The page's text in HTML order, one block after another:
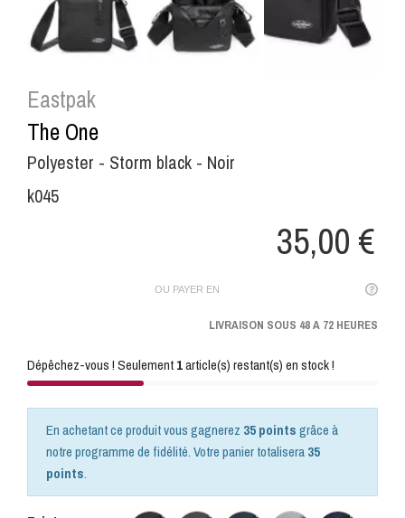
Eastpak
The One
Polyester - Storm black - Noir
k045
35,00 €
OU PAYER EN
LIVRAISON SOUS 48 A 72 HEURES
Dépêchez-vous ! Seulement1article(s) restant(s) en stock !
En achetant ce produit vous gagnerez 35 pointsgrâce à
notre programme de fidélité. Votre panier totalisera35
points.